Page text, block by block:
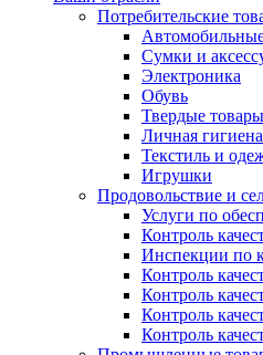
Потребительские
Сумки и
Электроника
Обувь
Твердые товары
Личная
Текстиль и
Игрушки
Продовольствие и
Услуги по
Контроль
Инспекции по
Контроль
Контроль
Контроль
Контроль